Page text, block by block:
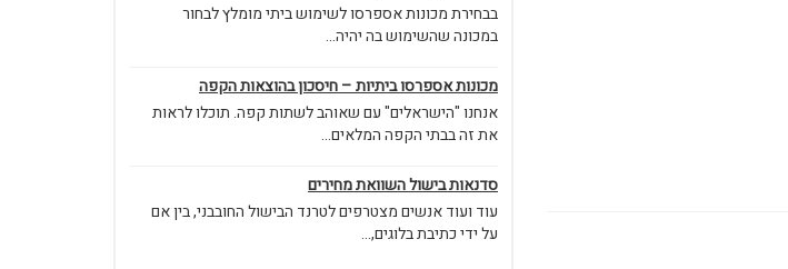
בבחירת מכונות אספרסו לשימוש ביתי מומלץ לבחור
במכונה שהשימוש בה יהיה...
מכונות אספרסו ביתיות – חיסכון בהוצאות הקפה
אנחנו "הישראלים" עם שאוהב לשתות קפה. תוכלו לראות
את זה בבתי הקפה המלאים...
סדנאות בישול השוואת מחירים
עוד ועוד אנשים מצטרפים לטרנד הבישול החובבני, בין אם
על ידי כתיבת בלוגים,...